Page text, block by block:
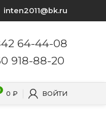
inten2011@bk.ru
64-44-08
918-88-20
0 ₽ ВОЙТИ